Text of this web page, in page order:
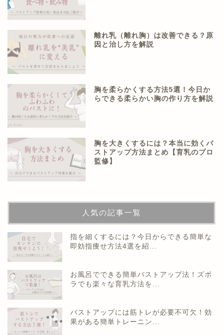
離れ乳（離れ胸）は改善できる？原
因と治し方を解説
胸を柔らかくする方法5選！今日か
らできる柔らかい胸の作り方を解説
胸を大きくするには？本当に効くバ
ストアップ方法まとめ【育乳のプロ
監修】
人気の記事一覧
指を細くするには？今日からできる簡単な
即効指痩せ方法4選を紹...
お風呂でできる簡単バストアップ法！ズボ
ラでも楽々な育乳方法を...
バストアップには筋トレが必要不可欠！効
果がある簡単トレーニン...